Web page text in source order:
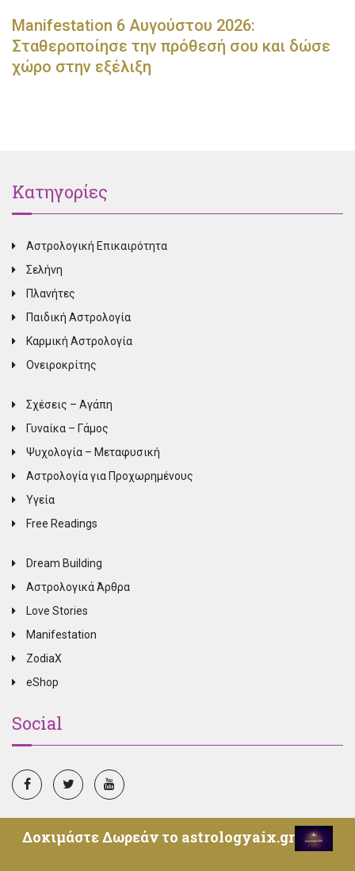
Manifestation 6 Αυγούστου 2026:
Σταθεροποίησε την πρόθεσή σου και δώσε
χώρο στην εξέλιξη
Κατηγορίες
Αστρολογική Επικαιρότητα
Σελήνη
Πλανήτες
Παιδική Αστρολογία
Καρμική Αστρολογία
Ονειροκρίτης
Σχέσεις – Αγάπη
Γυναίκα – Γάμος
Ψυχολογία – Μεταφυσική
Αστρολογία για Προχωρημένους
Υγεία
Free Readings
Dream Building
Αστρολογικά Άρθρα
Love Stories
Manifestation
ZodiaX
eShop
Social
© Copyright 2025, All Rights Reserved, Oroskopos.tv -
Δοκιμάστε Δωρεάν το astrologyaix.gr